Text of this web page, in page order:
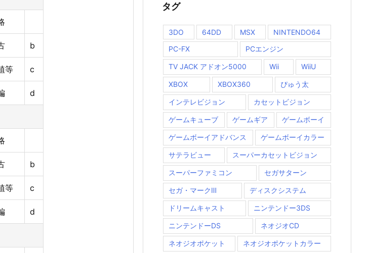
b
等 c
d
b
等 c
d
タグ
3DO 64DD MSX
NINTENDO64
PC-FX
PCエンジン
TV JACK アドオン5000 Wii WiiU
XBOX XBOX360 ぴゅう太
インテレビジョン カセットビジョン
ゲームキューブ ゲームギア ゲームボーイ
ゲームボーイアドバンス ゲームボーイカラー
サテラビュー スーパーカセットビジョン
スーパーファミコン セガサターン
セガ・マークⅢ ディスクシステム
ドリームキャスト ニンテンドー3DS
ニンテンドーDS ネオジオCD
ネオジオポケット ネオジオポケットカラー